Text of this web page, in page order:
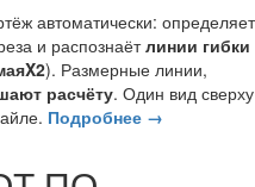
автоматически: определяет
и распознаётлинии гибки
). Размерные линии,
расчёту. Один вид сверху
Подробнее →